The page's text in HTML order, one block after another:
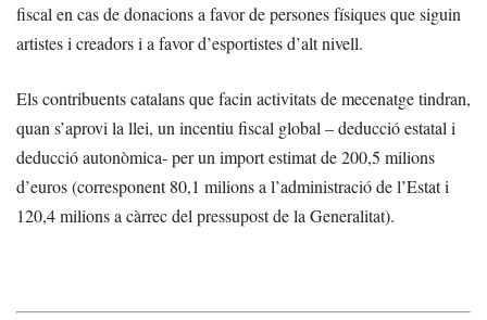
fiscal en cas de donacions a favor de persones físiques que siguin
artistes i creadorsi a favor d’esportistes d’alt nivell.
Els contribuents catalans que facin activitats de mecenatge tindran,
quan s’aprovi la llei, un incentiu fiscal global – deducció estatal i
deducció autonòmica- per un import estimat de 200,5 milions
d’euros (corresponent 80,1 milions a l’administració de l’Estat i
120,4 milions a càrrec del pressupost de la Generalitat).